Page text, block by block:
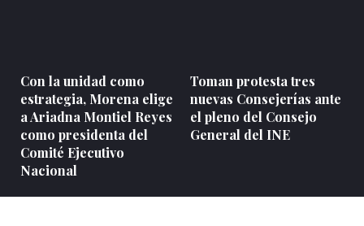
Con la unidad como
estrategia, Morena elige
a Ariadna Montiel Reyes
como presidenta del
Comité Ejecutivo
Nacional
Toman protesta tres
nuevas Consejerías ante
el pleno del Consejo
General del INE